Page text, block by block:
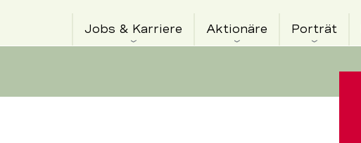
Jobs & Karriere Aktionäre Porträt